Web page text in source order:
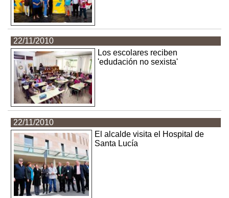
22/11/2010
Los escolares reciben
'edudación no sexista'
22/11/2010
El alcalde visita el Hospital de
Santa Lucía